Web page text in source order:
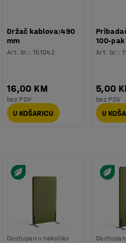
su izdržljivom tkaninom
ima certifikat Oeko-Tex.
2, EN 1023-3, EN 1023-1
Držač kablova:490
mm
Art. br.: 151042
16,00 KM
bez PDV
U KOŠARICU
100-pak
Art. br.:
5,00
bez PDV
U
Dostupan u nekoliko